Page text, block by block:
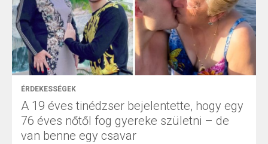
ÉRDEKESSÉGEK
A 19 éves tinédzser bejelentette, hogy egy
76 éves nőtől fog gyereke születni – de
van benne egy csavar